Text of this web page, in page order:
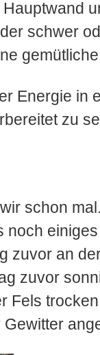
schwer
Energie in
zu
schon
noch
zuvor an
zuvor
Fels